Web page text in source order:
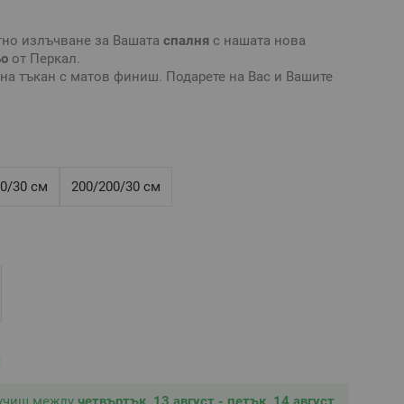
излъчване за Вашата спалня с нашата нова
от Перкал.
тъкан с матов финиш. Подарете на Вас и Вашите
за чистота и лукс в четири нежни цвята.
изплъзването му от матрака.
за матрак 100/200/30 см, максимална височина на
50% бамбук
на използваното устройство.
30 см 200/200/30 см